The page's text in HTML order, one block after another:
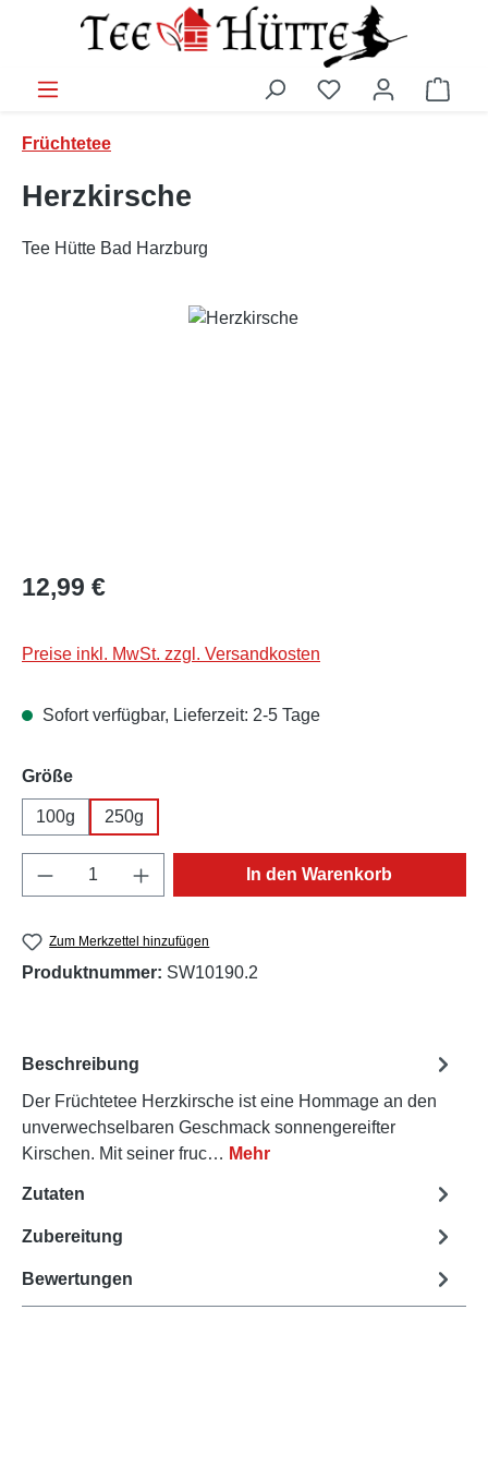
Zum Hauptinhalt springen
Früchtetee
Herzkirsche
Tee Hütte Bad Harzburg
Bildergalerie überspringen
Regulärer Preis:
12,99 €
Preise inkl. MwSt. zzgl. Versandkosten
Sofort verfügbar, Lieferzeit: 2-5 Tage
Größeauswählen
100g 250g
Produkt Anzahl: Gib den gewünschten
In den Warenkorb
Zum Merkzettel hinzufügen
Produktnummer: SW10190.2
Beschreibung
Der Früchtetee Herzkirsche ist eine Hommage an den
unverwechselbaren Geschmack sonnengereifter
Kirschen. Mit seiner fruc… Mehr
Zutaten
Zubereitung
Bewertungen